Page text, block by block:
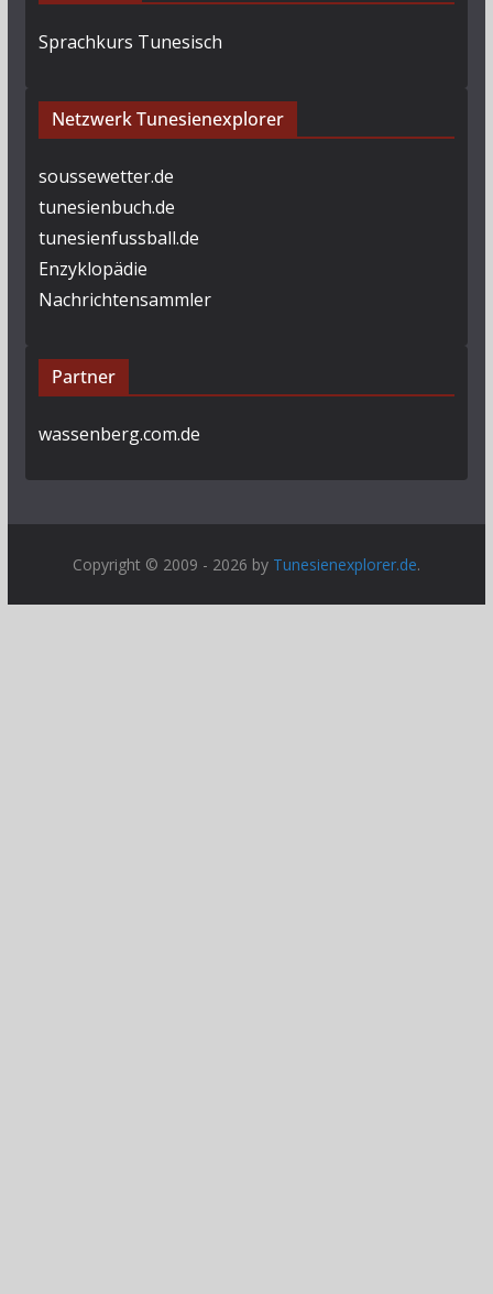
Sprachkurs Tunesisch
Netzwerk Tunesienexplorer
soussewetter.de
tunesienbuch.de
tunesienfussball.de
Enzyklopädie
Nachrichtensammler
Partner
wassenberg.com.de
Copyright © 2009 - 2026 by Tunesienexplorer.de.